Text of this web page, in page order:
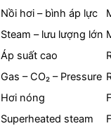
Nồi hơi – bình áp lực
Steam – lưu lượng lớn
Áp suất cao
Gas – CO₂ – Pressure
Hơi nóng
Superheated steam